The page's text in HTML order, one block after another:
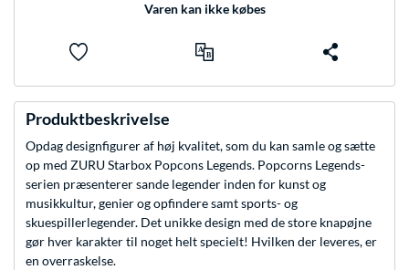
Varen kan ikke købes
Produktbeskrivelse
Opdag designfigurer af høj kvalitet, som du kan samle og sætte
op med ZURU Starbox Popcons Legends. Popcorns Legends-
serien præsenterer sande legender inden for kunst og
musikkultur, genier og opfindere samt sports- og
skuespillerlegender. Det unikke design med de store knapøjne
gør hver karakter til noget helt specielt! Hvilken der leveres, er
en overraskelse.